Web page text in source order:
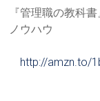
『管理職の教科
ノウハウ
http://amzn.to/